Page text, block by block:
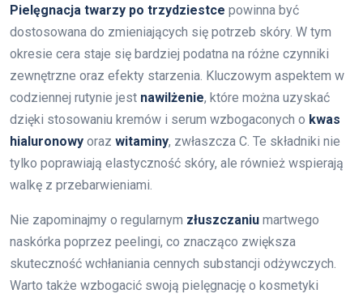
Pielęgnacja twarzy po trzydziestce powinna być
dostosowana do zmieniających się potrzeb skóry. W tym
okresie cera staje się bardziej podatna na różne czynniki
zewnętrzne oraz efekty starzenia. Kluczowym aspektem w
codziennej rutynie jest nawilżenie, które można uzyskać
dzięki stosowaniu kremów i serum wzbogaconych o kwas
hialuronowy oraz witaminy, zwłaszcza C. Te składniki nie
tylko poprawiają elastyczność skóry, ale również wspierają
walkę z przebarwieniami.
Nie zapominajmy o regularnym złuszczaniu martwego
naskórka poprzez peelingi, co znacząco zwiększa
skuteczność wchłaniania cennych substancji odżywczych.
Warto także wzbogacić swoją pielęgnację o kosmetyki